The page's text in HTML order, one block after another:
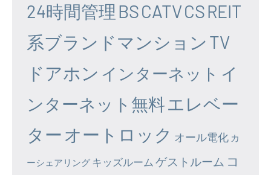
24時間管理 BSCATVCSREIT
系ブランドマンション TV
ドアホン インターネット イ
ンターネット無料エレベー
ター オートロック オール電化 カ
ーシェアリング キッズルーム ゲストルーム コ